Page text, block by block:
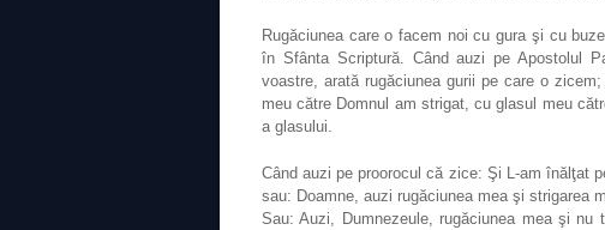
Rugăciunea care o facem noi cu gura şi cu
în Sfânta Scriptură. Când auzi pe Apostolul
voastre, arată rugăciunea gurii pe care o
meu către Domnul am strigat, cu glasul meu
a glasului.
Când auzi pe proorocul că zice: Şi L-am înălţat
sau: Doamne, auzi rugăciunea mea şi strigarea
Sau: Auzi, Dumnezeule, rugăciunea mea şi nu